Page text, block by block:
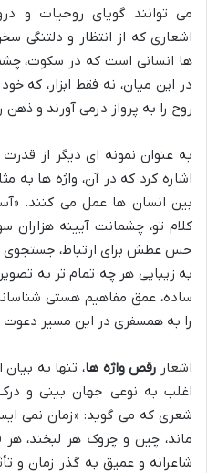
می توانند گویای روحیات و
اشعاری که از انتظار و دلتنگی
ها انسانی است که در سکوت،
در این میان، نه فقط ابزار، که
روح را به پرواز درمی آورند و
به عنوان نمونه ای دیگر از
اشاره کرد که در آن، واژه ها به
بین انسان ها عمل می کنند.
کلام تو، چشمانت آیینه
حس عطش برای ارتباط، جستجوی
به زیبایی هر چه تمام تر به
ساده، عمق مفاهیم هستی
را به همسفری در این مسیر
اشعار رقص واژه ها، تنها به
اغلب به نوعی جهان بینی و
شعری که می گوید: «زمان نمی
ماند، چین و چروک هر لبخند،
شاعرانه و عمیق به گذر زمان و